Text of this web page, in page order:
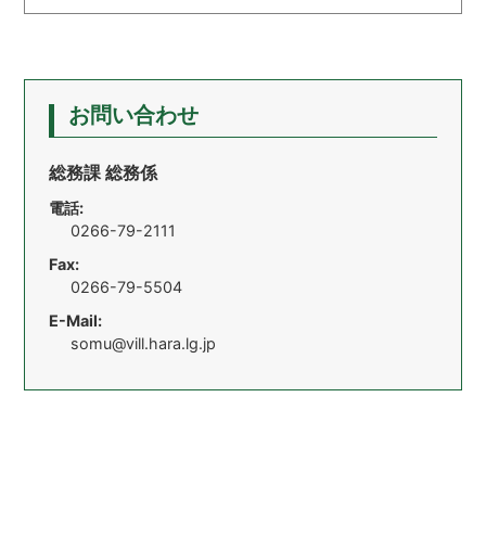
お問い合わせ
総務課 総務係
電話:
0266-79-2111
Fax:
0266-79-5504
E-Mail:
somu@vill.hara.lg.jp